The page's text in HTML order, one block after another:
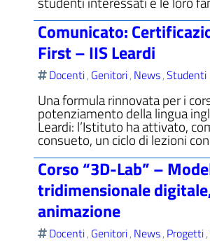
Comunicato:
First – IIS Leardi
Docenti, Genitori, News,Studenti
Una formula rinnovata per i
potenziamento della lingua
Leardi: l’Istituto ha attivato,
consueto, un ciclo di lezioni
Corso “3D-Lab” –
tridimensionale
animazione
Docenti, Genitori, News, Progetti,